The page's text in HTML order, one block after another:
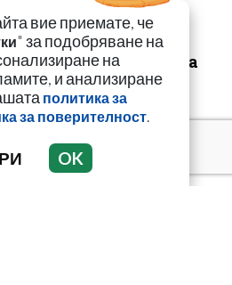
Сдружение за
еднократна употреба
вие приемате, че
" за подобряване на
на
и анализиране
политика за
за поверителност.
OK